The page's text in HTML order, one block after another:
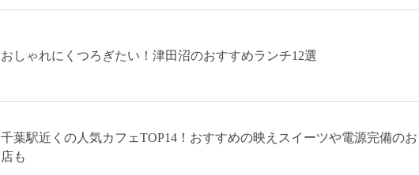
おしゃれにくつろぎたい！津田沼のおすすめランチ12選
千葉駅近くの人気カフェTOP14！おすすめの映えスイーツや電源完備のお
店も